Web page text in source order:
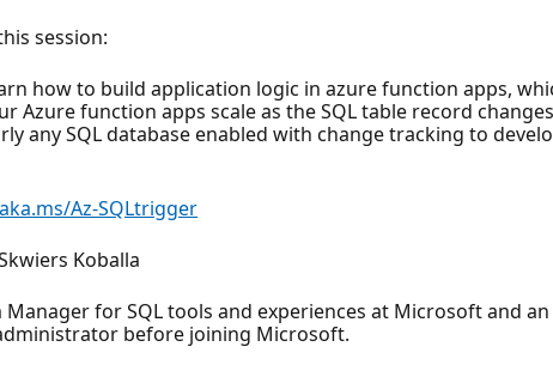
session:
how to build application logic in azure function apps,
Azure function apps scale as the SQL table record
any SQL database enabled with change tracking to
Az-SQLtrigger
Koballa
for SQL tools and experiences at Microsoft and
before joining Microsoft.